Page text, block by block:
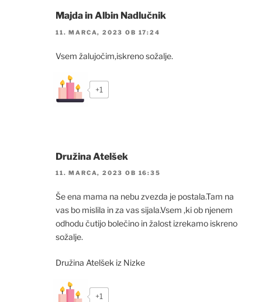
Majda in Albin Nadlučnik
11. MARCA, 2023 OB 17:24
Vsem žalujočim,iskreno sožalje.
+1
Družina Atelšek
11. MARCA, 2023 OB 16:35
Še ena mama na nebu zvezda je postala.Tam na
vas bo mislila in za vas sijala.Vsem ,ki ob njenem
odhodu čutijo bolečino in žalost izrekamo iskreno
sožalje.
Družina Atelšek iz Nizke
+1